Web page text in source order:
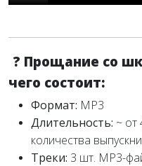
? Прощание со
чего состоит:
Формат: MP3
Длительность: ~ от
количества
Треки: 3 шт. MP3-